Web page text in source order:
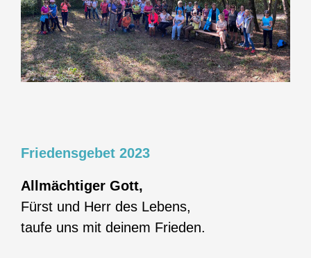
Friedensgebet 2023
Allmächtiger Gott,
Fürst und Herr des Lebens,
taufe uns mit deinem Frieden.